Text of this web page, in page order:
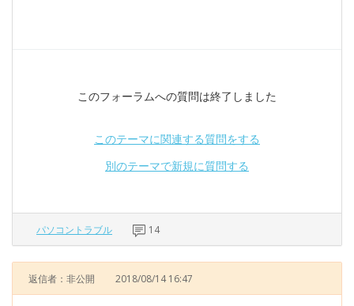
このフォーラムへの質問は終了しました
このテーマに関連する質問をする
別のテーマで新規に質問する
パソコントラブル 14
返信者：非公開 2018/08/14 16:47